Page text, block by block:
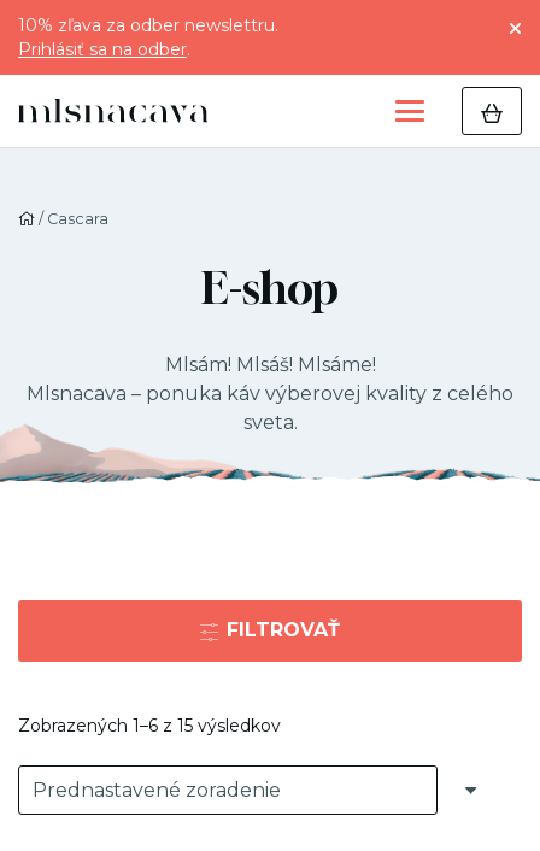
10% zľava za odber newslettru.
Prihlásiť sa na odber.
/ Cascara
E-shop
Mlsám! Mlsáš! Mlsáme!
Mlsnacava – ponuka káv výberovej kvality z celého
sveta.
FILTROVAŤ
Zobrazených 1–6 z 15 výsledkov